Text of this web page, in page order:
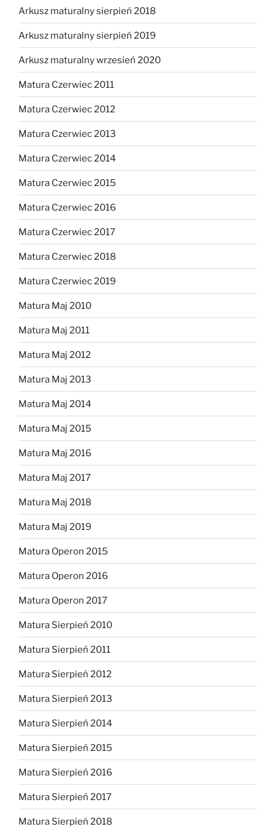
Arkusz maturalny sierpień 2018
Arkusz maturalny sierpień 2019
Arkusz maturalny wrzesień 2020
Matura Czerwiec 2011
Matura Czerwiec 2012
Matura Czerwiec 2013
Matura Czerwiec 2014
Matura Czerwiec 2015
Matura Czerwiec 2016
Matura Czerwiec 2017
Matura Czerwiec 2018
Matura Czerwiec 2019
Matura Maj 2010
Matura Maj 2011
Matura Maj 2012
Matura Maj 2013
Matura Maj 2014
Matura Maj 2015
Matura Maj 2016
Matura Maj 2017
Matura Maj 2018
Matura Maj 2019
Matura Operon 2015
Matura Operon 2016
Matura Operon 2017
Matura Sierpień 2010
Matura Sierpień 2011
Matura Sierpień 2012
Matura Sierpień 2013
Matura Sierpień 2014
Matura Sierpień 2015
Matura Sierpień 2016
Matura Sierpień 2017
Matura Sierpień 2018